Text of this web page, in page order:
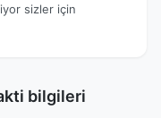
sizler için
bilgileri